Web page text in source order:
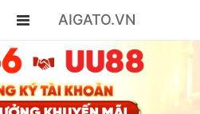
AIGATO.VN